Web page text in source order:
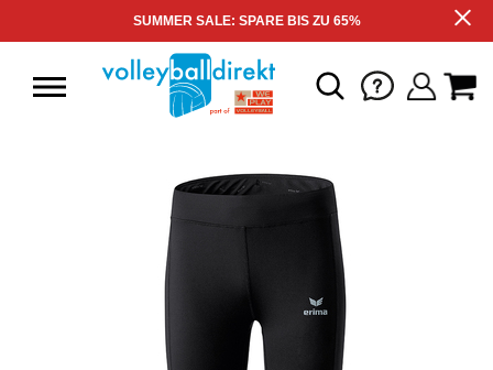
SUMMER SALE: SPARE BIS ZU 65%